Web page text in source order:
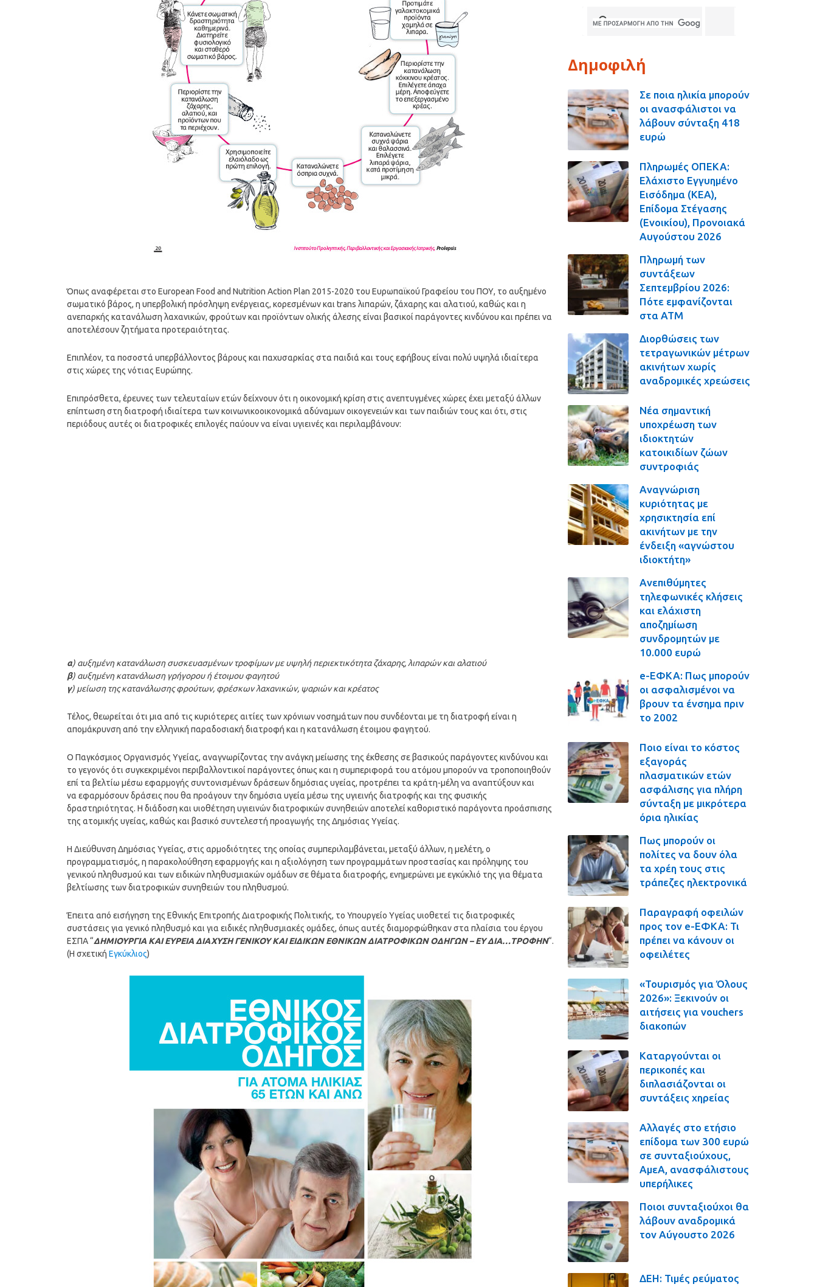
Όπως αναφέρεται στο European Food and Nutrition Action Plan 2015-2020 του Ευρωπαϊκού Γραφείου του ΠΟΥ, το αυξημένο
σωματικό βάρος, η υπερβολική πρόσληψη ενέργειας, κορεσμένων και trans λιπαρών, ζάχαρης και αλατιού, καθώς και η
ανεπαρκής κατανάλωση λαχανικών, φρούτων και προϊόντων ολικής άλεσης είναι βασικοί παράγοντες κινδύνου και πρέπει να
αποτελέσουν ζητήματα προτεραιότητας.
Επιπλέον, τα ποσοστά υπερβάλλοντος βάρους και παχυσαρκίας στα παιδιά και τους εφήβους είναι πολύ υψηλά ιδιαίτερα
στις χώρες της νότιας Ευρώπης.
Επιπρόσθετα, έρευνες των τελευταίων ετών δείχνουν ότι η οικονομική κρίση στις ανεπτυγμένες χώρες έχει μεταξύ άλλων
επίπτωση στη διατροφή ιδιαίτερα των κοινωνικοοικονομικά αδύναμων οικογενειών και των παιδιών τους και ότι, στις
περιόδους αυτές οι διατροφικές επιλογές παύουν να είναι υγιεινές και περιλαμβάνουν:
α) αυξημένη κατανάλωση συσκευασμένων τροφίμων με υψηλή περιεκτικότητα ζάχαρης, λιπαρών και αλατιού
β) αυξημένη κατανάλωση γρήγορου ή έτοιμου φαγητού
γ) μείωση της κατανάλωσης φρούτων, φρέσκων λαχανικών, ψαριών και κρέατος
Τέλος, θεωρείται ότι μια από τις κυριότερες αιτίες των χρόνιων νοσημάτων που συνδέονται με τη διατροφή είναι η
απομάκρυνση από την ελληνική παραδοσιακή διατροφή και η κατανάλωση έτοιμου φαγητού.
Ο Παγκόσμιος Οργανισμός Υγείας, αναγνωρίζοντας την ανάγκη μείωσης της έκθεσης σε βασικούς παράγοντες κινδύνου και
το γεγονός ότι συγκεκριμένοι περιβαλλοντικοί παράγοντες όπως και η συμπεριφορά του ατόμου μπορούν να τροποποιηθούν
επί τα βελτίω μέσω εφαρμογής συντονισμένων δράσεων δημόσιας υγείας, προτρέπει τα κράτη-μέλη να αναπτύξουν και
να εφαρμόσουν δράσεις που θα προάγουν την δημόσια υγεία μέσω της υγιεινής διατροφής και της φυσικής
δραστηριότητας. Η διάδοση και υιοθέτηση υγιεινών διατροφικών συνηθειών αποτελεί καθοριστικό παράγοντα προάσπισης
της ατομικής υγείας, καθώς και βασικό συντελεστή προαγωγής της Δημόσιας Υγείας.
Η Διεύθυνση Δημόσιας Υγείας, στις αρμοδιότητες της οποίας συμπεριλαμβάνεται, μεταξύ άλλων, η μελέτη, ο
προγραμματισμός, η παρακολούθηση εφαρμογής και η αξιολόγηση των προγραμμάτων προστασίας και πρόληψης του
γενικού πληθυσμού και των ειδικών πληθυσμιακών ομάδων σε θέματα διατροφής, ενημερώνει με εγκύκλιό της για θέματα
βελτίωσης των διατροφικών συνηθειών του πληθυσμού.
Έπειτα από εισήγηση της Εθνικής Επιτροπής Διατροφικής Πολιτικής, το Υπουργείο Υγείας υιοθετεί τις διατροφικές
συστάσεις για γενικό πληθυσμό και για ειδικές πληθυσμιακές ομάδες, όπως αυτές διαμορφώθηκαν στα πλαίσια του έργου
ΕΣΠΑ “ΔΗΜΙΟΥΡΓΙΑ ΚΑΙ ΕΥΡΕΙΑ ΔΙΑΧΥΣΗ ΓΕΝΙΚΟΥ ΚΑΙ ΕΙΔΙΚΩΝ ΕΘΝΙΚΩΝ ΔΙΑΤΡΟΦΙΚΩΝ ΟΔΗΓΩΝ – ΕΥ ΔΙΑ…ΤΡΟΦΗΝ“.
(Η σχετική Εγκύκλιος)
Δημοφιλή
Σε ποια ηλικία μπορούν
οι ανασφάλιστοι να
λάβουν σύνταξη 418
ευρώ
Πληρωμές ΟΠΕΚΑ:
Ελάχιστο Εγγυημένο
Εισόδημα (ΚΕΑ),
Επίδομα Στέγασης
(Ενοικίου), Προνοιακά
Αυγούστου 2026
Πληρωμή των
συντάξεων
Σεπτεμβρίου 2026:
Πότε εμφανίζονται
στα ΑΤΜ
Διορθώσεις των
τετραγωνικών μέτρων
ακινήτων χωρίς
αναδρομικές χρεώσεις
Νέα σημαντική
υποχρέωση των
ιδιοκτητών
κατοικιδίων ζώων
συντροφιάς
Αναγνώριση
κυριότητας με
χρησικτησία επί
ακινήτων με την
ένδειξη «αγνώστου
ιδιοκτήτη»
Ανεπιθύμητες
τηλεφωνικές κλήσεις
και ελάχιστη
αποζημίωση
συνδρομητών με
10.000 ευρώ
e-ΕΦΚΑ: Πως μπορούν
οι ασφαλισμένοι να
βρουν τα ένσημα πριν
το 2002
Ποιο είναι το κόστος
εξαγοράς
πλασματικών ετών
ασφάλισης για πλήρη
σύνταξη με μικρότερα
όρια ηλικίας
Πως μπορούν οι
πολίτες να δουν όλα
τα χρέη τους στις
τράπεζες ηλεκτρονικά
Παραγραφή οφειλών
προς τον e-ΕΦΚΑ: Τι
πρέπει να κάνουν οι
οφειλέτες
«Τουρισμός για Όλους
2026»: Ξεκινούν οι
αιτήσεις για vouchers
διακοπών
Καταργούνται οι
περικοπές και
διπλασιάζονται οι
συντάξεις χηρείας
Αλλαγές στο ετήσιο
επίδομα των 300 ευρώ
σε συνταξιούχους,
ΑμεΑ, ανασφάλιστους
υπερήλικες
Ποιοι συνταξιούχοι θα
λάβουν αναδρομικά
τον Αύγουστο 2026
ΔΕΗ: Τιμές ρεύματος